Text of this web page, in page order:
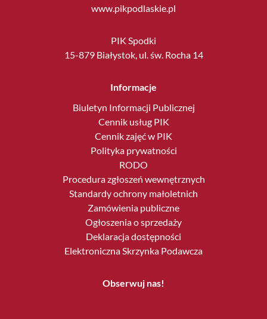
www.pikpodlaskie.pl
PIK Spodki
15-879 Białystok, ul. św. Rocha 14
Informacje
Biuletyn Informacji Publicznej
Cennik usług PIK
Cennik zajęć w PIK
Polityka prywatności
RODO
Procedura zgłoszeń wewnętrznych
Standardy ochrony małoletnich
Zamówienia publiczne
Ogłoszenia o sprzedaży
Deklaracja dostępności
Elektroniczna Skrzynka Podawcza
Obserwuj nas!